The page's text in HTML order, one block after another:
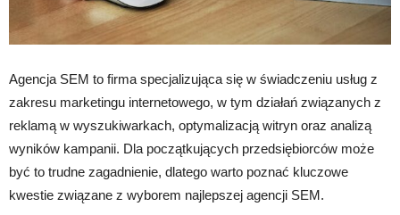
Agencja SEM to firma specjalizująca się w świadczeniu usług z
zakresu marketingu internetowego, w tym działań związanych z
reklamą w wyszukiwarkach, optymalizacją witryn oraz analizą
wyników kampanii. Dla początkujących przedsiębiorców może
być to trudne zagadnienie, dlatego warto poznać kluczowe
kwestie związane z wyborem najlepszej agencji SEM.